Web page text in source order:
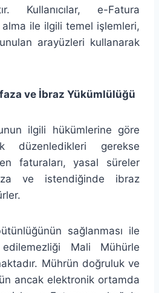
Kullanıcılar, e-Fatura
ile ilgili temel işlemleri,
arayüzleri kullanarak
ve İbraz Yükümlülüğü
ilgili hükümlerine göre
düzenledikleri gerekse
faturaları, yasal süreler
ve istendiğinde ibraz
sağlanması ile
edilemezliği Mali Mühürle
Mührün doğruluk ve
ancak elektronik ortamda